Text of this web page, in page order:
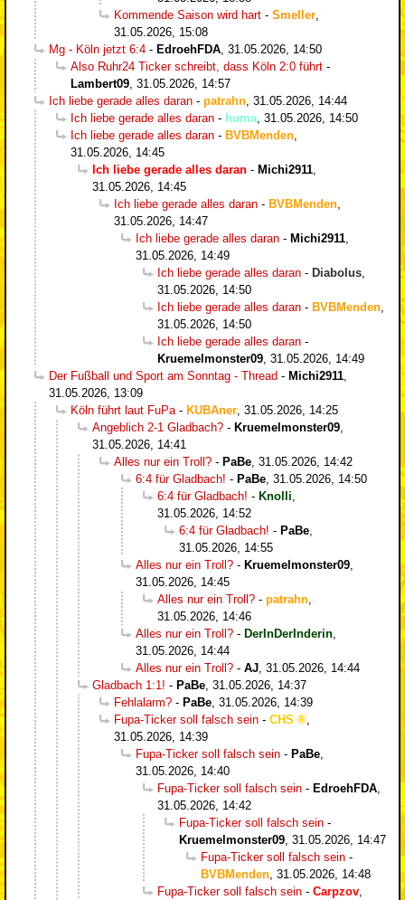
Kommende Saison wird hart - Smeller
31.05.2026, 15:08
Mg - Köln jetzt 6:4 - EdroehFDA 31.05.2026, 14:50
Also Ruhr24 Ticker schreibt, dass Köln 2:0 führt -
Lambert09 31.05.2026, 14:57
Ich liebe gerade alles daran - patrahn 31.05.2026, 14:44
Ich liebe gerade alles daran - huma 31.05.2026, 14:50
Ich liebe gerade alles daran - BVBMenden
31.05.2026, 14:45
Ich liebe gerade alles daran - Michi2911
31.05.2026, 14:45
Ich liebe gerade alles daran - BVBMenden
31.05.2026, 14:47
Ich liebe gerade alles daran - Michi2911
31.05.2026, 14:49
Ich liebe gerade alles daran - Diabolus
31.05.2026, 14:50
Ich liebe gerade alles daran - BVBMenden
31.05.2026, 14:50
Ich liebe gerade alles daran -
Kruemelmonster09 31.05.2026, 14:49
Der Fußball und Sport am Sonntag - Thread - Michi2911
31.05.2026, 13:09
Köln führt laut FuPa - KUBAner 31.05.2026, 14:25
Angeblich 2-1 Gladbach? - Kruemelmonster09
31.05.2026, 14:41
Alles nur ein Troll? - PaBe 31.05.2026, 14:42
6:4 für Gladbach! - PaBe 31.05.2026, 14:50
6:4 für Gladbach! - Knolli
31.05.2026, 14:52
6:4 für Gladbach! - PaBe
31.05.2026, 14:55
Alles nur ein Troll? - Kruemelmonster09
31.05.2026, 14:45
Alles nur ein Troll? - patrahn
31.05.2026, 14:46
Alles nur ein Troll? - DerInDerInderin
31.05.2026, 14:44
Alles nur ein Troll? - AJ 31.05.2026, 14:44
Gladbach 1:1! - PaBe 31.05.2026, 14:37
Fehlalarm? - PaBe 31.05.2026, 14:39
Fupa-Ticker soll falsch sein - CHS
31.05.2026, 14:39
Fupa-Ticker soll falsch sein - PaBe
31.05.2026, 14:40
Fupa-Ticker soll falsch sein - EdroehFDA
31.05.2026, 14:42
Fupa-Ticker soll falsch sein -
Kruemelmonster09 31.05.2026, 14:47
Fupa-Ticker soll falsch sein -
BVBMenden 31.05.2026, 14:48
Fupa-Ticker soll falsch sein - Carpzov